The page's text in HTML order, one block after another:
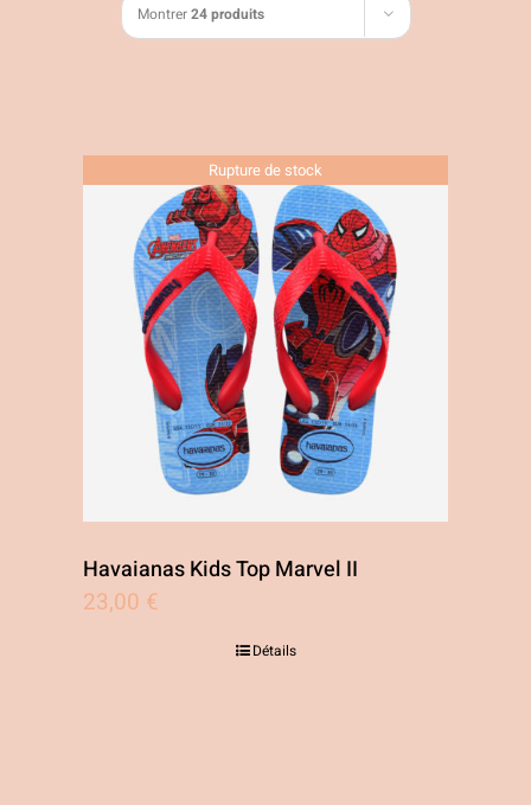
Montrer24 produits
Rupture de stock
Havaianas Kids Top Marvel II
23,00 €
Détails